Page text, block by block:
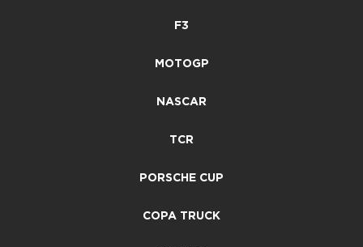
F3
MOTOGP
NASCAR
TCR
PORSCHE CUP
COPA TRUCK